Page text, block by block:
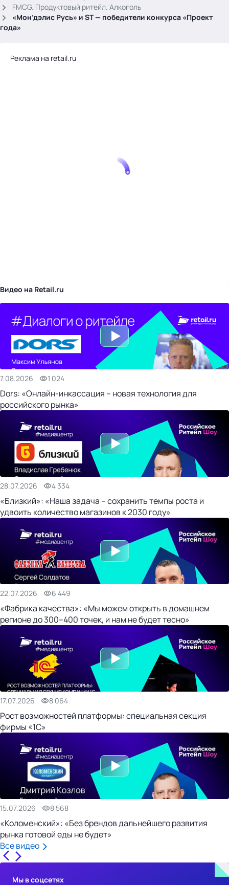
FMCG. Продуктовый ритейл. Алкоголь
«Мон’дэлис Русь» и ST — победители конкурса «Проект
года»
Реклама на retail.ru
Видео на Retail.ru
7.08.2026 1 024
Dors: «Онлайн-инкассация – новая технология для
российского рынка»
28.07.2026 4 334
«Близкий»: «Наша задача – сохранить темпы роста и
удвоить количество магазинов к 2030 году»
22.07.2026 6 449
«Фабрика качества»: «Мы можем открыть в домашнем
регионе до 300–400 точек, и нам не будет тесно»
17.07.2026 8 064
Рост возможностей платформы: специальная секция
фирмы «1С»
15.07.2026 8 568
«Коломенский»: «Без брендов дальнейшего развития
рынка готовой еды не будет»
Все видео
Мы в соцсетях